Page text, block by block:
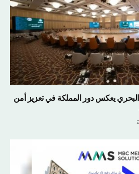
يعكس دور المملكة في تعزيز أمن